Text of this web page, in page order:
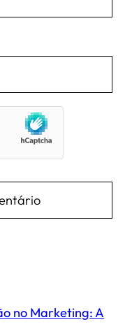
no Marketing: A